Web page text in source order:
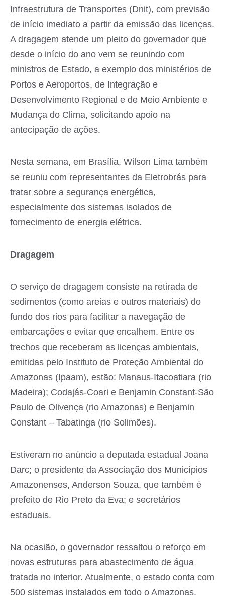
Infraestrutura de Transportes (Dnit), com previsão
de início imediato a partir da emissão das licenças.
A dragagem atende um pleito do governador que
desde o início do ano vem se reunindo com
ministros de Estado, a exemplo dos ministérios de
Portos e Aeroportos, de Integração e
Desenvolvimento Regional e de Meio Ambiente e
Mudança do Clima, solicitando apoio na
antecipação de ações.
Nesta semana, em Brasília, Wilson Lima também
se reuniu com representantes da Eletrobrás para
tratar sobre a segurança energética,
especialmente dos sistemas isolados de
fornecimento de energia elétrica.
Dragagem
O serviço de dragagem consiste na retirada de
sedimentos (como areias e outros materiais) do
fundo dos rios para facilitar a navegação de
embarcações e evitar que encalhem. Entre os
trechos que receberam as licenças ambientais,
emitidas pelo Instituto de Proteção Ambiental do
Amazonas (Ipaam), estão: Manaus-Itacoatiara (rio
Madeira); Codajás-Coari e Benjamin Constant-São
Paulo de Olivença (rio Amazonas) e Benjamin
Constant – Tabatinga (rio Solimões).
Estiveram no anúncio a deputada estadual Joana
Darc; o presidente da Associação dos Municípios
Amazonenses, Anderson Souza, que também é
prefeito de Rio Preto da Eva; e secretários
estaduais.
Na ocasião, o governador ressaltou o reforço em
novas estruturas para abastecimento de água
tratada no interior. Atualmente, o estado conta com
500 sistemas instalados em todo o Amazonas.